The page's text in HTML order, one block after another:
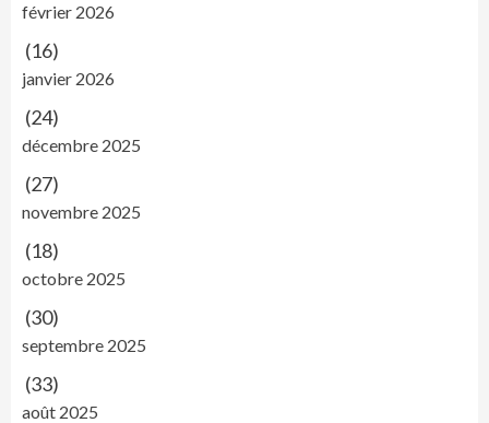
février 2026
(16)
janvier 2026
(24)
décembre 2025
(27)
novembre 2025
(18)
octobre 2025
(30)
septembre 2025
(33)
août 2025